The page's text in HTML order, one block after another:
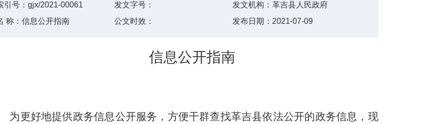
引号：gjx/2021-00061 发文字号： 发文机构： 革吉县人民政府
称：信息公开指南 公文时效： 发布日期： 2021-07-09
信息公开指南
为更好地提供政务信息公开服务，方便干群查找革吉县依法公开的政务信息，现